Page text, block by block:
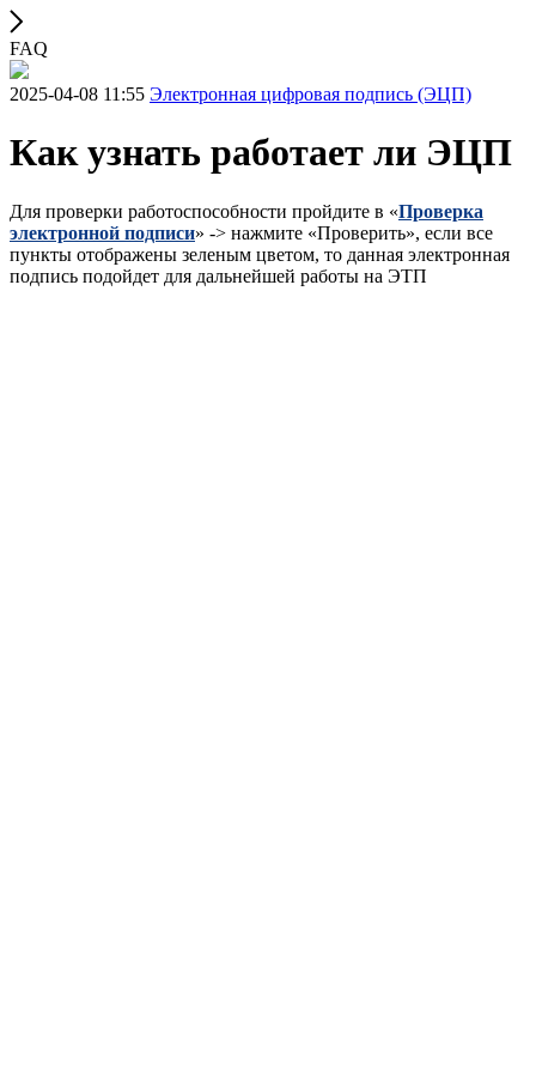
FAQ
2025-04-08 11:55 Электронная цифровая подпись (ЭЦП)
Как узнать работает ли ЭЦП
Для проверки работоспособности пройдите в «Проверка
электронной подписи» -> нажмите «Проверить», если все
пункты отображены зеленым цветом, то данная электронная
подпись подойдет для дальнейшей работы на ЭТП